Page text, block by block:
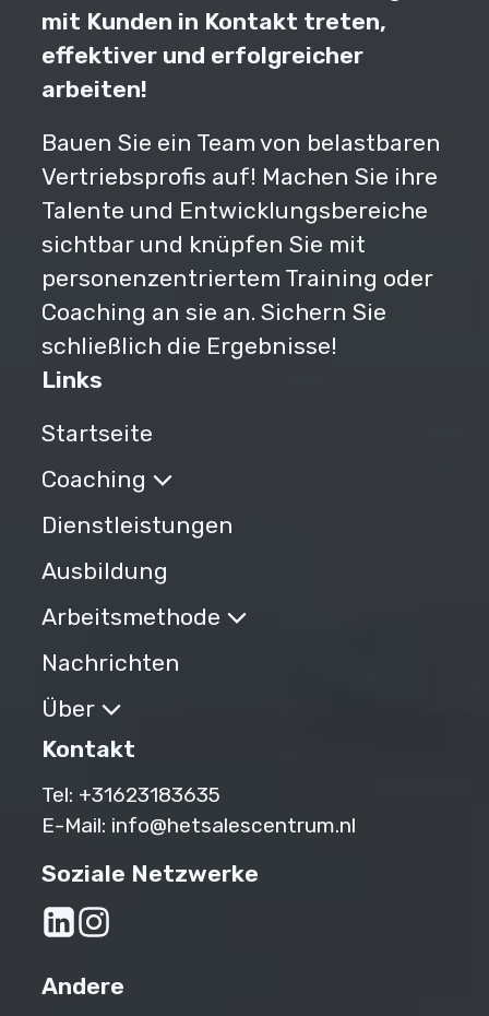
mit Kunden in Kontakt treten,
effektiver und erfolgreicher
arbeiten!
Bauen Sie ein Team von belastbaren
Vertriebsprofis auf! Machen Sie ihre
Talente und Entwicklungsbereiche
sichtbar und knüpfen Sie mit
personenzentriertem Training oder
Coaching an sie an. Sichern Sie
schließlich die Ergebnisse!
Links
Startseite
Coaching
Dienstleistungen
Ausbildung
Arbeitsmethode
Nachrichten
Über
Kontakt
Tel: +31623183635‬
E-Mail: info@hetsalescentrum.nl
Soziale Netzwerke
Andere